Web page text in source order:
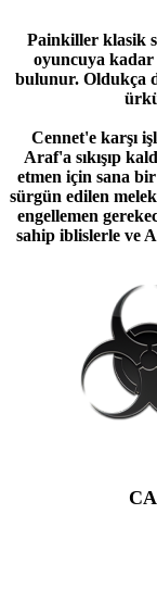
Painkiller klasik
oyuncuya kadar
bulunur. Oldukça
Cennet'e karşı
Araf'a sıkışıp
etmen için sana
sürgün edilen
engellemen
sahip iblislerle ve